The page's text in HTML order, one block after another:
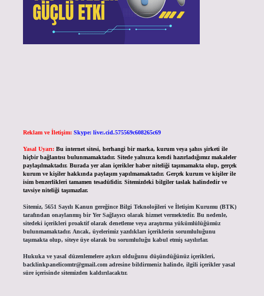
Reklam ve İletişim: Skype: live:.cid.575569c608265c69
Yasal Uyarı: Bu internet sitesi, herhangi bir marka, kurum veya şahıs şirketi ile
hiçbir bağlantısı bulunmamaktadır. Sitede yalnızca kendi hazırladığımız makaleler
paylaşılmaktadır. Burada yer alan içerikler haber niteliği taşımamakta olup, gerçek
kurum ve kişiler hakkında paylaşım yapılmamaktadır. Gerçek kurum ve kişiler ile
isim benzerlikleri tamamen tesadüfidir. Sitemizdeki bilgiler taslak halindedir ve
tavsiye niteliği taşımazlar.
Sitemiz, 5651 Sayılı Kanun gereğince Bilgi Teknolojileri ve İletişim Kurumu (BTK)
tarafından onaylanmış bir Yer Sağlayıcı olarak hizmet vermektedir. Bu nedenle,
sitedeki içerikleri proaktif olarak denetleme veya araştırma yükümlülüğümüz
bulunmamaktadır. Ancak, üyelerimiz yazdıkları içeriklerin sorumluluğunu
taşımakta olup, siteye üye olarak bu sorumluluğu kabul etmiş sayılırlar.
Hukuka ve yasal düzenlemelere aykırı olduğunu düşündüğünüz içerikleri,
backlinkpanelicomtr@gmail.comadresine bildirmeniz halinde, ilgili içerikler yasal
süre içerisinde sitemizden kaldırılacaktır.